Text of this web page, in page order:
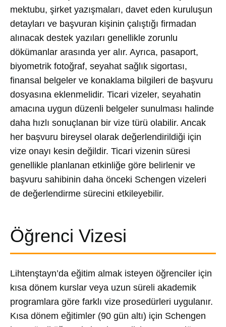
mektubu, şirket yazışmaları, davet eden kuruluşun
detayları ve başvuran kişinin çalıştığı firmadan
alınacak destek yazıları genellikle zorunlu
dökümanlar arasında yer alır. Ayrıca, pasaport,
biyometrik fotoğraf, seyahat sağlık sigortası,
finansal belgeler ve konaklama bilgileri de başvuru
dosyasına eklenmelidir. Ticari vizeler, seyahatin
amacına uygun düzenli belgeler sunulması halinde
daha hızlı sonuçlanan bir vize türü olabilir. Ancak
her başvuru bireysel olarak değerlendirildiği için
vize onayı kesin değildir. Ticari vizenin süresi
genellikle planlanan etkinliğe göre belirlenir ve
başvuru sahibinin daha önceki Schengen vizeleri
de değerlendirme sürecini etkileyebilir.
Öğrenci Vizesi
Lihtenştayn’da eğitim almak isteyen öğrenciler için
kısa dönem kurslar veya uzun süreli akademik
programlara göre farklı vize prosedürleri uygulanır.
Kısa dönem eğitimler (90 gün altı) için Schengen